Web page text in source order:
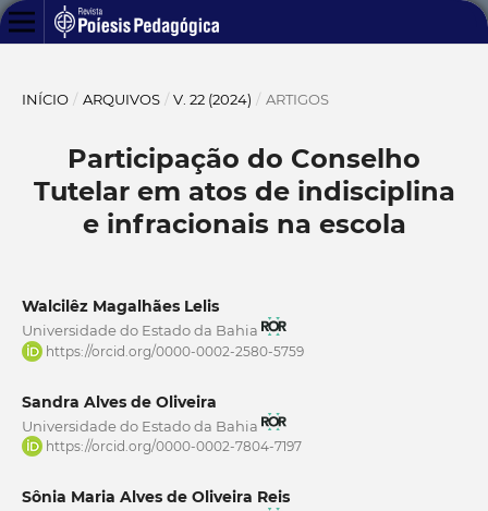
INÍCIO / ARQUIVOS / V. 22 (2024) / ARTIGOS
Participação do Conselho
Tutelar em atos de indisciplina
e infracionais na escola
Walcilêz Magalhães Lelis
Universidade do Estado da Bahia
https://orcid.org/0000-0002-2580-5759
Sandra Alves de Oliveira
Universidade do Estado da Bahia
https://orcid.org/0000-0002-7804-7197
Sônia Maria Alves de Oliveira Reis